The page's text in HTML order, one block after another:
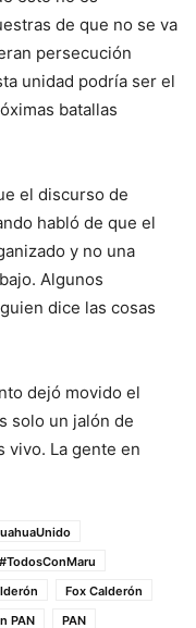
de que no se va
persecución
unidad podría ser el
batallas
el discurso de
habló de que el
y no una
Algunos
dice las cosas
dejó movido el
solo un jalón de
vivo. La gente en
#TodosConMaru
Fox Calderón
PAN
PAN